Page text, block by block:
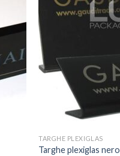
TARGHE PLEXIGLAS
Targhe plexiglas nero